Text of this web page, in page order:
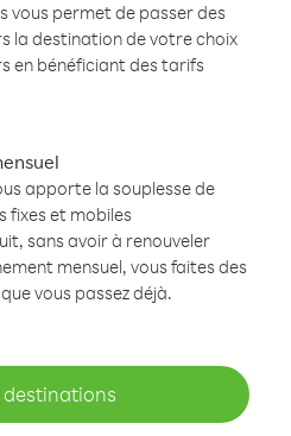
vous permet de passer des
la destination de votre choix
en bénéficiant des tarifs
apporte la souplesse de
fixes et mobiles
sans avoir à renouveler
mensuel, vous faites des
vous passez déjà.
destinations